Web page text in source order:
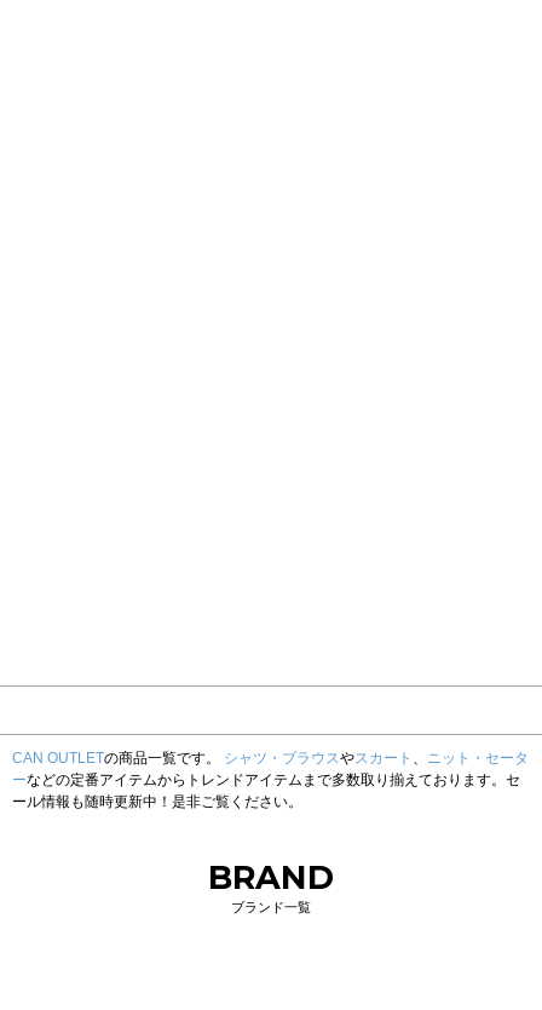
CAN OUTLETの商品一覧です。 シャツ・ブラウスやスカート 、 ニット・セータ
ーなどの定番アイテムからトレンドアイテムまで多数取り揃えております。セ
ール情報も随時更新中！是非ご覧ください。
BRAND
ブランド一覧